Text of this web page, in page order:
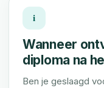
i
Wanneer
diploma na
Ben je geslaagd